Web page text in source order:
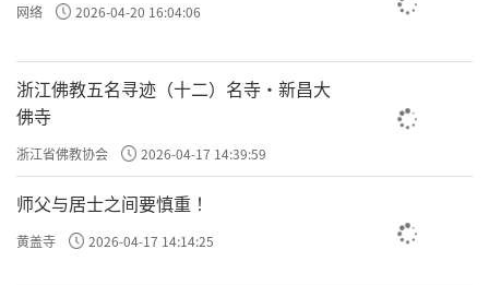
网络 2026-04-20 16:04:06
浙江佛教五名寻迹（十二）名寺·新昌大
佛寺
浙江省佛教协会 2026-04-17 14:39:59
师父与居士之间要慎重 ！
黄盖寺 2026-04-17 14:14:25